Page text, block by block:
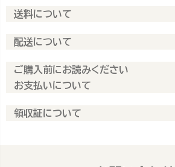
送料について
配送について
ご購入前にお読みください
お支払いについて
領収証について